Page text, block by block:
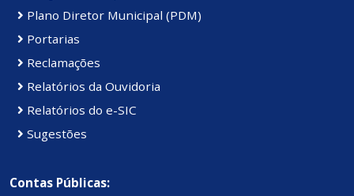
Plano Diretor Municipal (PDM)
Portarias
Reclamações
Relatórios da Ouvidoria
Relatórios do e-SIC
Sugestões
Contas Públicas: